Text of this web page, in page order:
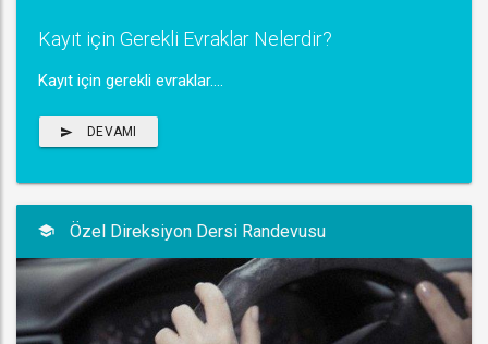
Kayıt için Gerekli Evraklar Nelerdir?
Kayıt için gerekli evraklar....
DEVAMI
Özel Direksiyon Dersi Randevusu